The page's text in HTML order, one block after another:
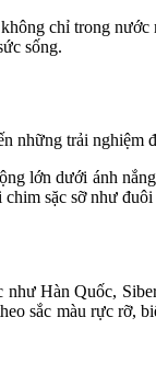
chỉ trong nước
sống.
những trải nghiệm
lớn dưới ánh
sặc sỡ như
Hàn Quốc,
sắc màu rực rỡ,